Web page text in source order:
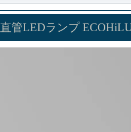
直管LEDランプ